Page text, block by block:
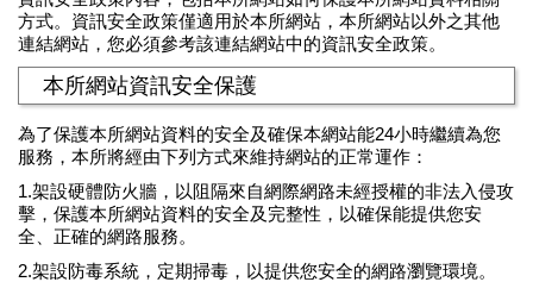
方式。資訊安全政策僅適用於本所網站，本所網站以外之其他
連結網站，您必須參考該連結網站中的資訊安全政策。
本所網站資訊安全保護
為了保護本所網站資料的安全及確保本網站能24小時繼續為您
服務，本所將經由下列方式來維持網站的正常運作：
1.架設硬體防火牆，以阻隔來自網際網路未經授權的非法入侵攻
擊，保護本所網站資料的安全及完整性，以確保能提供您安
全、正確的網路服務。
2.架設防毒系統，定期掃毒，以提供您安全的網路瀏覽環境。